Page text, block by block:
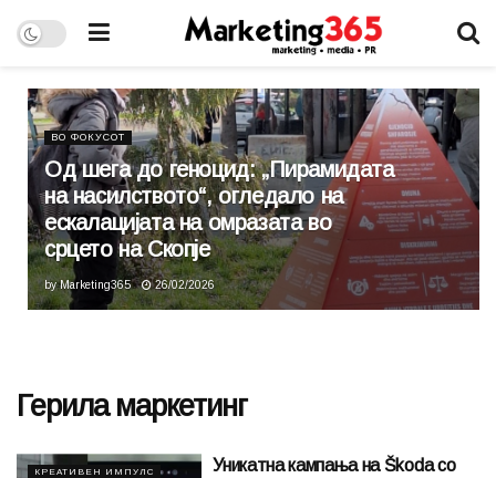
ВО ФОКУСОТ
Од шега до геноцид: „Пирамидата
на насилството“, огледало на
ескалацијата на омразата во
срцето на Скопје
by Marketing365 26/02/2026
Герила маркетинг
КРЕАТИВЕН ИМПУЛС
Уникатна кампања на Škoda со